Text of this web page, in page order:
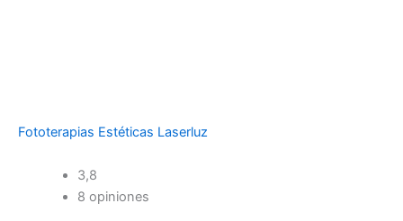
Fototerapias Estéticas Laserluz
3,8
8 opiniones